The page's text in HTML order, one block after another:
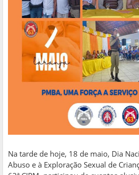
Na tarde de hoje, 18 de maio, Dia
Abuso e à Exploração Sexual de